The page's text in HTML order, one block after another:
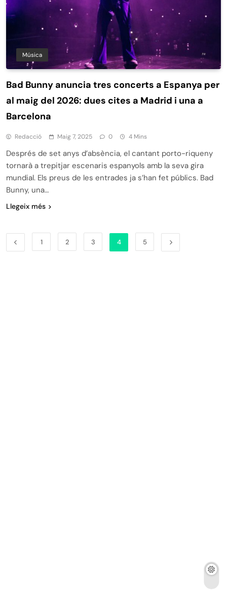
Música
Bad Bunny anuncia tres concerts a Espanya per
al maig del 2026: dues cites a Madrid i una a
Barcelona
Redacció Maig 7, 2025 0 4 Mins
Després de set anys d’absència, el cantant porto-riqueny
tornarà a trepitjar escenaris espanyols amb la seva gira
mundial. Els preus de les entrades ja s’han fet públics. Bad
Bunny, una…
Llegeix més
1 2 3 4 5